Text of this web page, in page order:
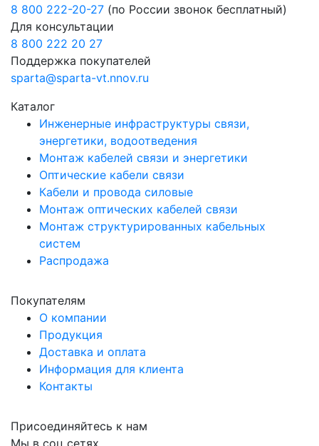
8 800 222-20-27 (по России звонок бесплатный)
Для консультации
8 800 222 20 27
Поддержка покупателей
sparta@sparta-vt.nnov.ru
Каталог
Инженерные инфраструктуры связи,
энергетики, водоотведения
Монтаж кабелей связи и энергетики
Оптические кабели связи
Кабели и провода силовые
Монтаж оптических кабелей связи
Монтаж структурированных кабельных
систем
Распродажа
Покупателям
О компании
Продукция
Доставка и оплата
Информация для клиента
Контакты
Присоединяйтесь к нам
Мы в соц сетях